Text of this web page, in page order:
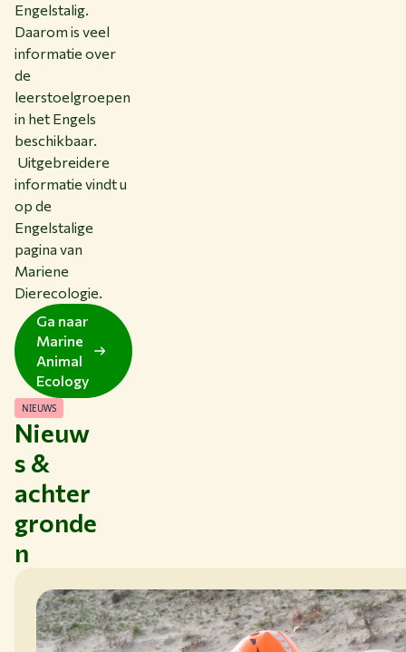
Engelstalig.
Daarom is veel
informatie over
de
leerstoelgroepen
in het Engels
beschikbaar.
Uitgebreidere
informatie vindt u
op de
Engelstalige
pagina van
Mariene
Dierecologie.
Ga naar
Marine
Animal
Ecology
Nieuw
s &
achter
gronde
n
NIEUWS